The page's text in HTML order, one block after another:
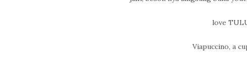
love
Viapuccino, a